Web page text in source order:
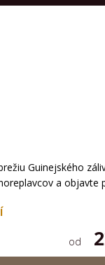
Guinejského
a objavte
od